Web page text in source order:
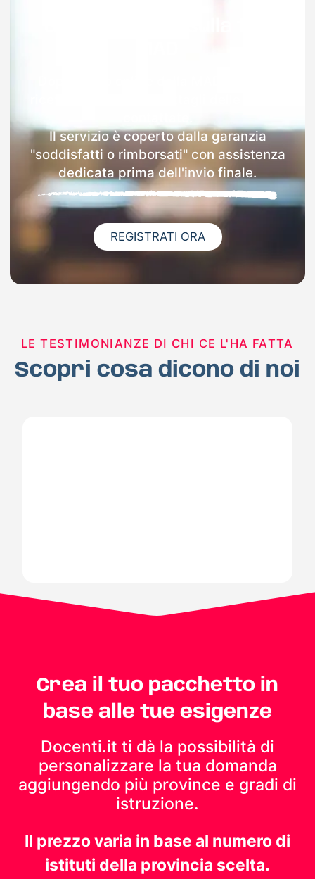
Il servizio è coperto dalla garanzia
"soddisfatti o rimborsati" con assistenza
dedicata prima dell'invio finale.
REGISTRATI ORA
LE TESTIMONIANZE DI CHI CE L'HA FATTA
Scopri cosa dicono di noi
Crea il tuo pacchetto in
base alle tue esigenze
Docenti.it ti dà la possibilità di
personalizzare la tua domanda
aggiungendo più province e gradi di
istruzione.
Il prezzo varia in base al numero di
istituti della provincia scelta.